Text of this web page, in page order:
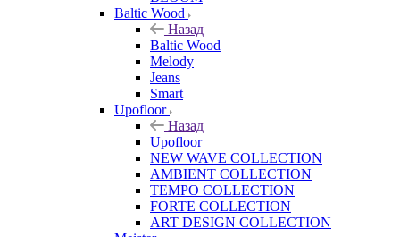
Baltic Wood
Назад
Baltic Wood
Melody
Jeans
Smart
Upofloor
Назад
Upofloor
NEW WAVE COLLECTION
AMBIENT COLLECTION
TEMPO COLLECTION
FORTE COLLECTION
ART DESIGN COLLECTION